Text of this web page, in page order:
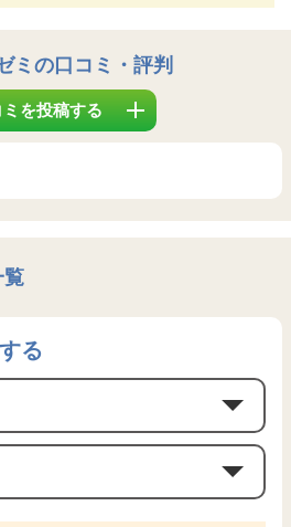
ミ の口コミ・評判
ミを投稿する
覧
る